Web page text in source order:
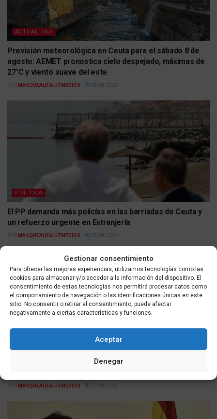
Gestionar consentimiento
Para ofrecer las mejores experiencias, utilizamos tecnologías como las
cookies para almacenar y/o acceder a la información del dispositivo. El
consentimiento de estas tecnologías nos permitirá procesar datos como
el comportamiento de navegación o las identificaciones únicas en este
sitio. No consentir o retirar el consentimiento, puede afectar
negativamente a ciertas características y funciones.
Aceptar
Denegar
ACTUALIDAD
Previsión meteorológica en Ceuta para el sábado 8 de
agosto: AEMET pronostica cielo despejado, máximas de
27°C y viento suave del este
POR MASQUEALDIA UTMEDIOS 08/08/2026
POLÍTICA
El PP demanda más policías en las barriadas de Ceuta y
un refuerzo urgente en Extranjería
POR MASQUEALDIA UTMEDIOS 07/08/2026
El PP de Ceuta se une a la concentración del domingo y
POR MASQUEALDIA UTMEDIOS 07/08/2026